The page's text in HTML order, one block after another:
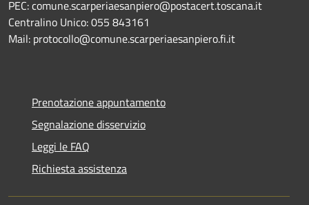
PEC: comune.scarperiaesanpiero@postacert.toscana.it
Centralino Unico: 055 843161
Mail: protocollo@comune.scarperiaesanpiero.fi.it
Prenotazione appuntamento
Segnalazione disservizio
Leggi le FAQ
Richiesta assistenza